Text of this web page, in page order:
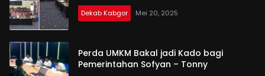
Dekab Kabgor Mei 20, 2025
Perda UMKM Bakal jadi Kado bagi
Pemerintahan Sofyan – Tonny